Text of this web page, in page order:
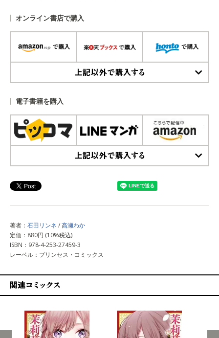
オンライン書店で購入
電子書籍を購入
著者： 石田リンネ /高瀬わか
定価：880円 (10%税込)
ISBN：978-4-253-27459-3
レーベル：プリンセス・コミックス